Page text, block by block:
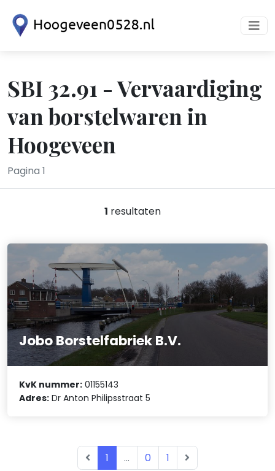
SBI 32.91 - Vervaardiging
van borstelwaren in
Hoogeveen
Pagina 1
1 resultaten
Jobo Borstelfabriek B.V.
KvK nummer: 01155143
Adres: Dr Anton Philipsstraat 5
1 ... 0 1